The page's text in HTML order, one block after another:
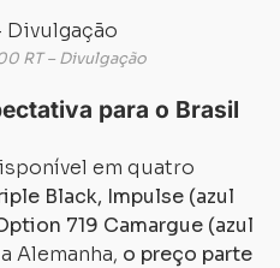
RT – Divulgação
para o Brasil
em quatro
Black, Impulse (azul
719 Camargue (azul
Alemanha, o preço parte